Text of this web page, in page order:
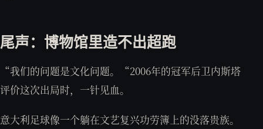
尾声：博物馆里造不出超跑
“我们的问题是文化问题。“2006年的冠军后卫内斯塔
评价这次出局时，一针见血。
意大利足球像一个躺在文艺复兴功劳簿上的没落贵族。